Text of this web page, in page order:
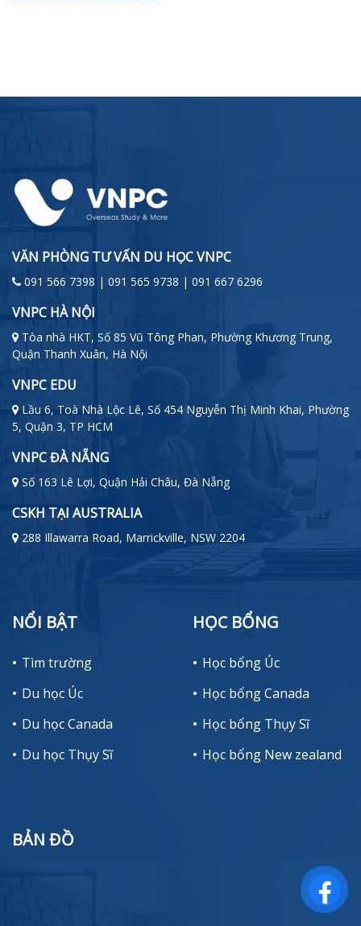
VĂN PHÒNG TƯ VẤN DU HỌC VNPC
091 566 7398 | 091 565 9738 | 091 667 6296
VNPC HÀ NỘI
Tòa nhà HKT, Số 85 Vũ Tông Phan, Phường Khương Trung,
Quận Thanh Xuân, Hà Nội
VNPC EDU
Lầu 6, Toà Nhà Lộc Lê, Số 454 Nguyễn Thị Minh Khai, Phường
5, Quận 3, TP HCM
VNPC ĐÀ NẴNG
Số 163 Lê Lợi, Quận Hải Châu, Đà Nẵng
CSKH TẠI AUSTRALIA
288 Illawarra Road, Marrickville, NSW 2204
NỔI BẬT
Tìm trường
Du học Úc
Du học Canada
Du học Thụy Sĩ
HỌC BỔNG
Học bổng Úc
Học bổng Canada
Học bổng Thụy Sĩ
Học bổng New zealand
BẢN ĐỒ